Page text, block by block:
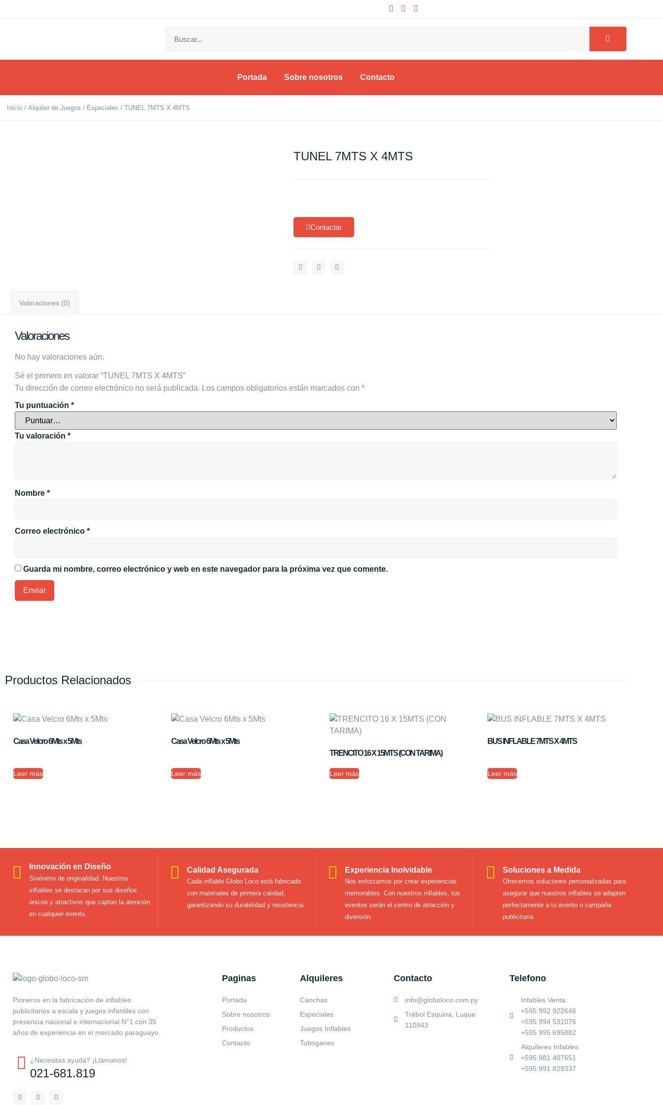
Portada Sobre nosotros Contacto
Inicio / Alquiler de Juegos / Especiales / TUNEL 7MTS X 4MTS
TUNEL 7MTS X 4MTS
Contactar
Valoraciones (0)
Valoraciones
No hay valoraciones aún.
Sé el primero en valorar “TUNEL 7MTS X 4MTS”
Tu dirección de correo electrónico no será publicada. Los campos obligatorios están marcados con *
Tu puntuación *
Tu valoración *
Nombre *
Correo electrónico *
Guarda mi nombre, correo electrónico y web en este navegador para la próxima vez que comente.
Productos Relacionados
Casa Velcro 6Mts x 5Mts
Leer más
Casa Velcro 6Mts x 5Mts
Leer más
TRENCITO 16 X 15MTS (CON TARIMA)
Leer más
BUS INFLABLE 7MTS X 4MTS
Leer más
Innovación en Diseño
Sinónimo de originalidad. Nuestros
inflables se destacan por sus diseños
únicos y atractivos que captan la atención
en cualquier evento.
Calidad Asegurada
Cada inflable Globo Loco está fabricado
con materiales de primera calidad,
garantizando su durabilidad y resistencia.
Experiencia Inolvidable
Nos esforzamos por crear experiencias
memorables. Con nuestros inflables, tus
eventos serán el centro de atracción y
diversión.
Soluciones a Medida
Ofrecemos soluciones personalizadas para
asegurar que nuestros inflables se adapten
perfectamente a tu evento o campaña
publicitaria.
Pioneros en la fabricación de inflables
publicitarios a escala y juegos infantiles con
presencia nacional e internacional N°1 con 35
años de experiencia en el mercado paraguayo.
¿Necesitas ayuda? ¡Llámanos!
021-681.819
Paginas
Portada
Sobre nosotros
Productos
Contacto
Alquileres
Canchas
Especiales
Juegos Inflables
Toboganes
Contacto
info@globoloco.com.py
Trébol Esquina, Luque
110943
Telefono
Infables Venta:
+595 992 922646
+595 994 531076
+595 995 695882
Alquileres Infables:
+595 981 407651
+595 991 829337